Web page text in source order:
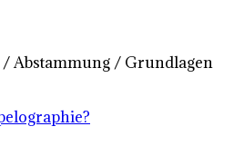
Abstammung / Grundlagen